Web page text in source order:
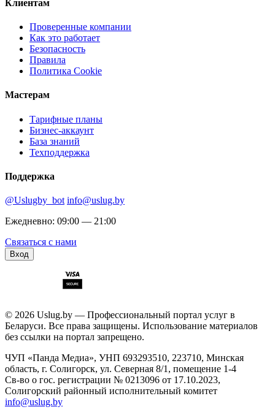
Клиентам
Проверенные компании
Как это работает
Безопасность
Правила
Политика Cookie
Мастерам
Тарифные планы
Бизнес-аккаунт
База знаний
Техподдержка
Поддержка
@Uslugby_bot info@uslug.by
Ежедневно: 09:00 — 21:00
Связаться с нами
Вход
© 2026 Uslug.by — Профессиональный портал услуг в
Беларуси. Все права защищены. Использование материалов
без ссылки на портал запрещено.
ЧУП «Панда Медиа», УНП 693293510, 223710, Минская
область, г. Солигорск, ул. Северная 8/1, помещение 1-4
Св-во о гос. регистрации № 0213096 от 17.10.2023,
Солигорский районный исполнительный комитет
info@uslug.by